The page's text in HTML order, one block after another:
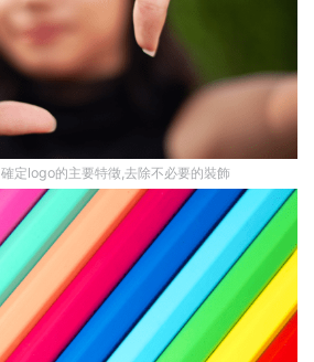
確定logo的主要特徵,去除不必要的裝飾